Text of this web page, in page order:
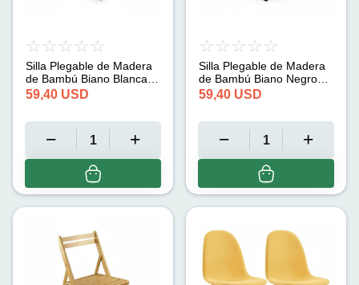
Silla Plegable de Madera
de Bambú Biano Blanca
Thinia Home
(46x44x78cm)
59,40 USD
Silla Plegable de Madera
de Bambú Biano Negro
Thinia Home
(46x44x78cm)
59,40 USD